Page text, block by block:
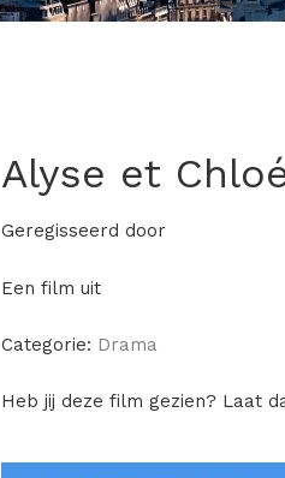
Alyse et
Geregisseerd door
Een film uit
Categorie: Drama
Heb jij deze film gezien? Laat